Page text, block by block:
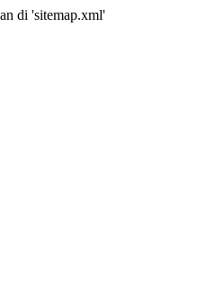
di 'sitemap.xml'